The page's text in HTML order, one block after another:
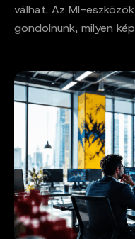
válhat. Az MI-
gondolnunk, milyen